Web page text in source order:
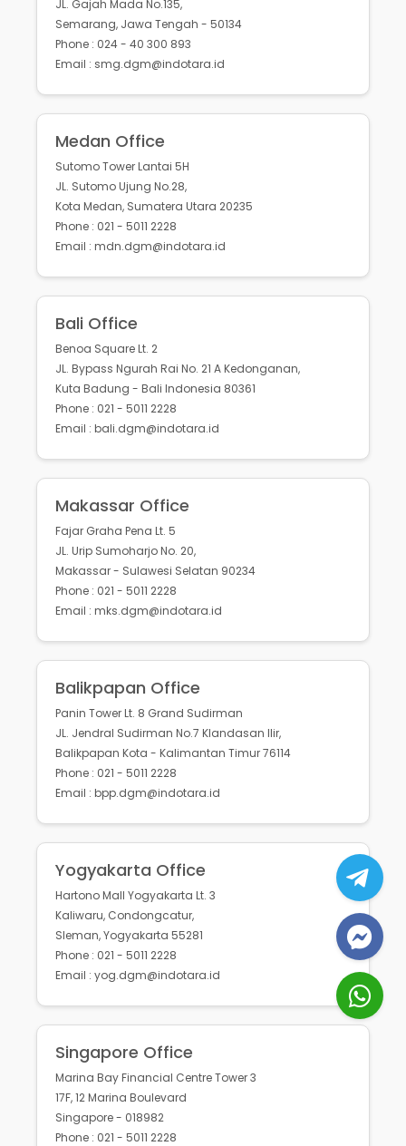
JL. Gajah Mada No.135,
Semarang, Jawa Tengah - 50134
Phone : 024 - 40 300 893
Email : smg.dgm@indotara.id
Medan Office
Sutomo Tower Lantai 5H
JL. Sutomo Ujung No.28,
Kota Medan, Sumatera Utara 20235
Phone : 021 - 5011 2228
Email : mdn.dgm@indotara.id
Bali Office
Benoa Square Lt. 2
JL. Bypass Ngurah Rai No. 21 A Kedonganan,
Kuta Badung - Bali Indonesia 80361
Phone : 021 - 5011 2228
Email : bali.dgm@indotara.id
Makassar Office
Fajar Graha Pena Lt. 5
JL. Urip Sumoharjo No. 20,
Makassar - Sulawesi Selatan 90234
Phone : 021 - 5011 2228
Email : mks.dgm@indotara.id
Balikpapan Office
Panin Tower Lt. 8 Grand Sudirman
JL. Jendral Sudirman No.7 Klandasan Ilir,
Balikpapan Kota - Kalimantan Timur 76114
Phone : 021 - 5011 2228
Email : bpp.dgm@indotara.id
Yogyakarta Office
Hartono Mall Yogyakarta Lt. 3
Kaliwaru, Condongcatur,
Sleman, Yogyakarta 55281
Phone : 021 - 5011 2228
Email : yog.dgm@indotara.id
Singapore Office
Marina Bay Financial Centre Tower 3
17F, 12 Marina Boulevard
Singapore - 018982
Phone : 021 - 5011 2228